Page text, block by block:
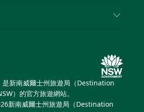
遊局（Destination NSW）媒體中
樂節
是新南威爾士州旅遊局（Destination
）的官方旅遊網站。
新南威爾士州旅遊局（Destination